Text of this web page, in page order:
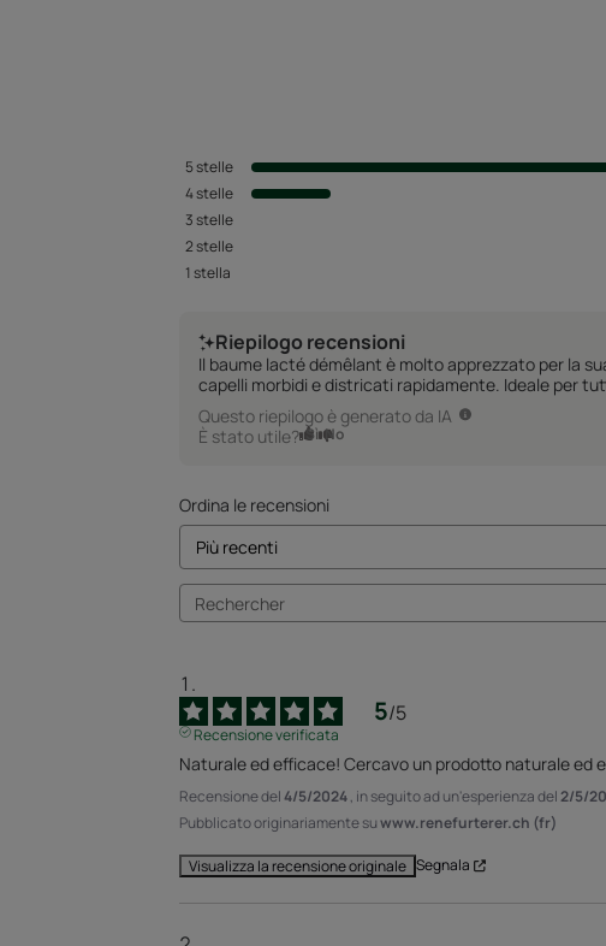
5stelle
4stelle
3stelle
2stelle
1stella
Riepilogo recensioni
Il baume lacté démêlant è molto apprezzato per la
capelli morbidi e districati rapidamente. Ideale per
Questo riepilogo è generato da IA
È stato utile? Sì No
Ordina le recensioni
5/5
Recensione verificata
Naturale ed efficace! Cercavo un prodotto naturale ed
Recensione del4/5/2024, in seguito ad un'esperienza del2/5/
Pubblicato originariamente suwww.renefurterer.ch (fr)
Visualizza la recensione originale Segnala